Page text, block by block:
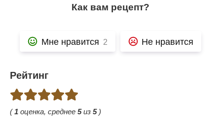
Как вам рецепт?
Мне нравится 2 Не нравится
Рейтинг
(1 оценка, среднее 5из 5)